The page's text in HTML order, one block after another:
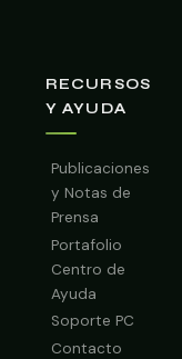
RECURSOS
Y AYUDA
Publicaciones
y Notas de
Prensa
Portafolio
Centro de
Ayuda
Soporte PC
Contacto